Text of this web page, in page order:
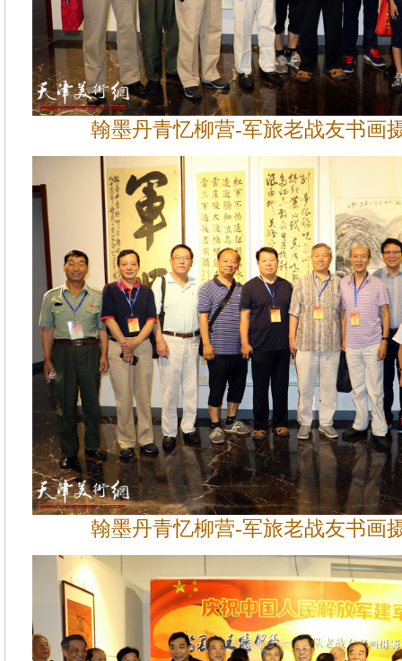
翰墨丹青忆柳营-军旅老战友书画
翰墨丹青忆柳营-军旅老战友书画